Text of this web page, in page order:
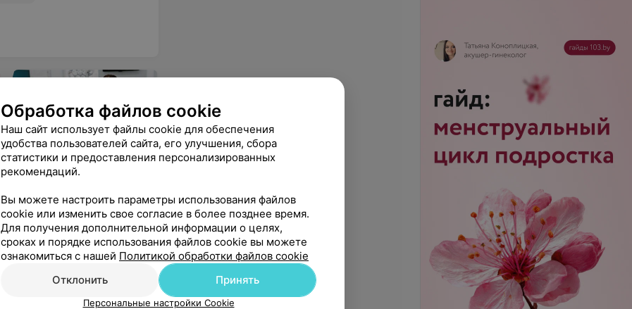
Онлайн-запись
Удобный поиск детских
онлайн-записью
Обработка файлов cookie
Наш сайт использует файлы cookie для обеспечения
удобства пользователей сайта, его улучшения, сбора
статистики и предоставления персонализированных
рекомендаций.
Вы можете настроить параметры использования файлов
cookie или изменить свое согласие в более позднее время.
Для получения дополнительной информации о целях,
сроках и порядке использования файлов cookie вы можете
ознакомиться с нашей Политикой обработки файлов cookie
Отклонить
Принять
Персональные настройки Cookie